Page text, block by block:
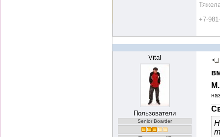
+7-
Vital
Пользователи
Senior Boarder